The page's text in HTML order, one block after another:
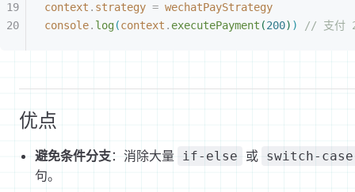
context . strategy = wechatPayStrategy
console. log(context . executePayment (200) ) // 支付
优点
避免条件分支：消除大量 if-else 或 switch-case
句。